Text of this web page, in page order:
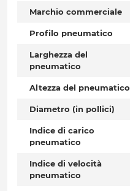
Marchio commerciale
Profilo pneumatico
Larghezza del
pneumatico
Altezza del pneumatico
Diametro (in pollici)
Indice di carico
pneumatico
Indice di velocità
pneumatico